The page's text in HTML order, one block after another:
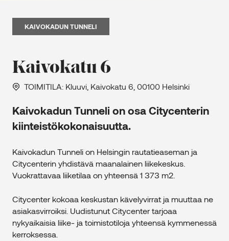
KAIVOKADUN TUNNELI
Kaivokatu 6
TOIMITILA: Kluuvi, Kaivokatu 6, 00100 Helsinki
Kaivokadun Tunneli on osa Citycenterin
kiinteistökokonaisuutta.
Kaivokadun Tunneli on Helsingin rautatieaseman ja
Citycenterin yhdistävä maanalainen liikekeskus.
Vuokrattavaa liiketilaa on yhteensä 1 373 m2.
Citycenter kokoaa keskustan kävelyvirrat ja muuttaa ne
asiakasvirroiksi. Uudistunut Citycenter tarjoaa
nykyaikaisia liike- ja toimistotiloja yhteensä kymmenessä
kerroksessa.